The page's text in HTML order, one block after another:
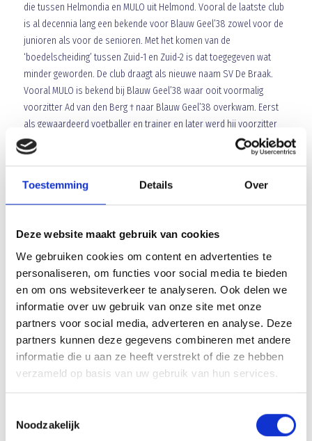
Toestemming Details Over
Deze website maakt gebruik van cookies
We gebruiken cookies om content en advertenties te
personaliseren, om functies voor social media te bieden
en om ons websiteverkeer te analyseren. Ook delen we
informatie over uw gebruik van onze site met onze
partners voor social media, adverteren en analyse. Deze
partners kunnen deze gegevens combineren met andere
informatie die u aan ze heeft verstrekt of die ze hebben
verzameld op basis van uw gebruik van hun services.
Noodzakelijk
die tussen Helmondia en MULO uit Helmond. Vooral de laatste club
is al decennia lang een bekende voor Blauw Geel’38 zowel voor de
junioren als voor de senioren. Met het komen van de
‘boedelscheiding’ tussen Zuid-1 en Zuid-2 is dat toegegeven wat
minder geworden. De club draagt als nieuwe naam SV De Braak.
Vooral MULO is bekend bij Blauw Geel’38 waar ooit voormalig
voorzitter Ad van den Berg † naar Blauw Geel’38 overkwam. Eerst
als gewaardeerd voetballer en trainer en later werd hij voorzitter
van de club. Maar de club bracht ook de snelste tweeling die ooit op
de Nederlandse velden vertoefden: René en Willy van de Kerkhof
een ouderwets frietkot. De Corner, en hij niet alleen, heeft zich voor
vertrek naar Veghel maar wat vaak te goed gedaan aan de
nog ooit uw auto parkeren daar.
Operator Kees Hillebrand en ondergetekende maakten dinsdag een
paar opnames onder anderen met Youssef en voorzitter Edwin.
Wel volgens de corona gestelde normen. Excuses voor het soms
wat onhandig gehannes met de (1,5 meter) microfoon.
GESPREK MET VOORZITTER EDWIN VAN DEN BOOM
https://www.youtube.com/watch?v=vgE4q-k-
5Jo&feature=youtu.be
GESPREK MET YOUSSEF LAAROUSSI TRAINER VAN